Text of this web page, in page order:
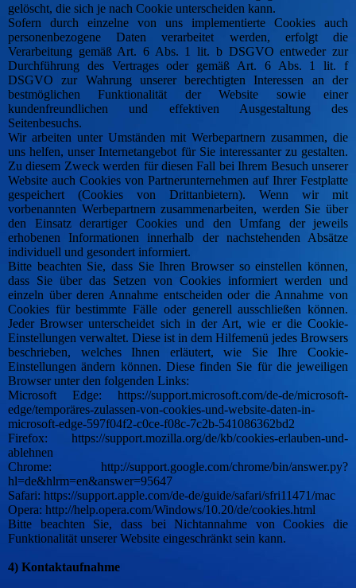
gelöscht, die sich je nach Cookie unterscheiden kann.
Sofern durch einzelne von uns implementierte Cookies auch
personenbezogene Daten verarbeitet werden, erfolgt die
Verarbeitung gemäß Art. 6 Abs. 1 lit. b DSGVO entweder zur
Durchführung des Vertrages oder gemäß Art. 6 Abs. 1 lit. f
DSGVO zur Wahrung unserer berechtigten Interessen an der
bestmöglichen Funktionalität der Website sowie einer
kundenfreundlichen und effektiven Ausgestaltung des
Seitenbesuchs.
Wir arbeiten unter Umständen mit Werbepartnern zusammen, die
uns helfen, unser Internetangebot für Sie interessanter zu gestalten.
Zu diesem Zweck werden für diesen Fall bei Ihrem Besuch unserer
Website auch Cookies von Partnerunternehmen auf Ihrer Festplatte
gespeichert (Cookies von Drittanbietern). Wenn wir mit
vorbenannten Werbepartnern zusammenarbeiten, werden Sie über
den Einsatz derartiger Cookies und den Umfang der jeweils
erhobenen Informationen innerhalb der nachstehenden Absätze
individuell und gesondert informiert.
Bitte beachten Sie, dass Sie Ihren Browser so einstellen können,
dass Sie über das Setzen von Cookies informiert werden und
einzeln über deren Annahme entscheiden oder die Annahme von
Cookies für bestimmte Fälle oder generell ausschließen können.
Jeder Browser unterscheidet sich in der Art, wie er die Cookie-
Einstellungen verwaltet. Diese ist in dem Hilfemenü jedes Browsers
beschrieben, welches Ihnen erläutert, wie Sie Ihre Cookie-
Einstellungen ändern können. Diese finden Sie für die jeweiligen
Browser unter den folgenden Links:
Microsoft Edge: https://support.microsoft.com/de-de/microsoft-
edge/temporäres-zulassen-von-cookies-und-website-daten-in-
microsoft-edge-597f04f2-c0ce-f08c-7c2b-541086362bd2
Firefox: https://support.mozilla.org/de/kb/cookies-erlauben-und-
ablehnen
Chrome: http://support.google.com/chrome/bin/answer.py?
hl=de&hlrm=en&answer=95647
Safari: https://support.apple.com/de-de/guide/safari/sfri11471/mac
Opera: http://help.opera.com/Windows/10.20/de/cookies.html
Bitte beachten Sie, dass bei Nichtannahme von Cookies die
Funktionalität unserer Website eingeschränkt sein kann.
4) Kontaktaufnahme